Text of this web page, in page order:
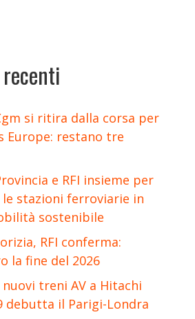
si ritira dalla corsa per
Europe: restano tre
e RFI insieme per
stazioni ferroviarie in
sostenibile
RFI conferma:
la fine del 2026
nuovi treni AV a Hitachi
debutta il Parigi-Londra